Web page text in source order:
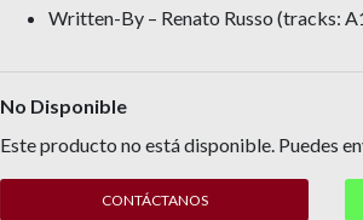
Written-By – Renato Russo (tracks:
No Disponible
Este producto no está disponible. Puedes
CONTÁCTANOS